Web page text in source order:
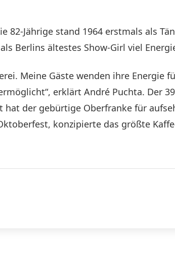
82-Jährige stand 1964 erstmals als
Berlins ältestes Show-Girl viel
Meine Gäste wenden ihre Energie
erklärt André Puchta. Der
hat der gebürtige Oberfranke für
konzipierte das größte